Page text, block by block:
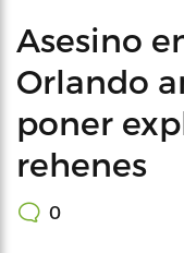
Asesino
Orlando
poner
rehenes
0